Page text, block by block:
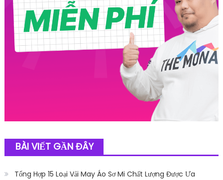
BÀI VIẾT GẦN ĐÂY
Tổng Hợp 15 Loại Vải May Áo Sơ Mi Chất Lượng Được Ưa